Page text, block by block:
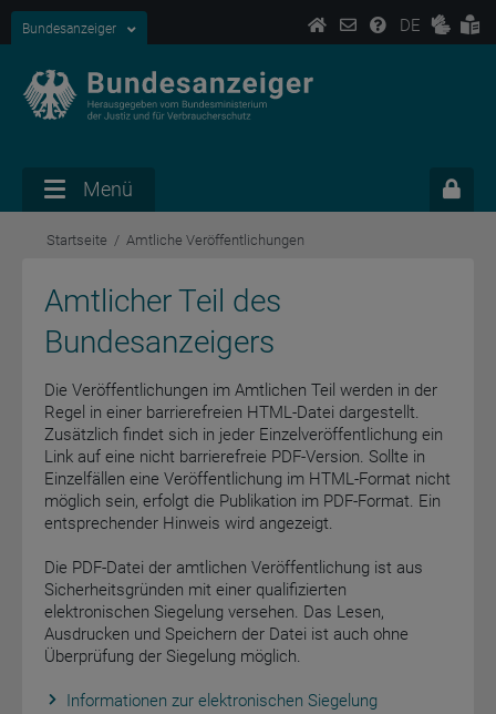
Bundesanzeiger DE
Menü
Startseite Amtliche Veröffentlichungen
Amtlicher Teil des
Bundesanzeigers
Die Veröffentlichungen im Amtlichen Teil werden in der
Regel in einer barrierefreien HTML-Datei dargestellt.
Zusätzlich findet sich in jeder Einzelveröffentlichung ein
Link auf eine nicht barrierefreie PDF-Version. Sollte in
Einzelfällen eine Veröffentlichung im HTML-Format nicht
möglich sein, erfolgt die Publikation im PDF-Format. Ein
entsprechender Hinweis wird angezeigt.
Die PDF-Datei der amtlichen Veröffentlichung ist aus
Sicherheitsgründen mit einer qualifizierten
elektronischen Siegelung versehen. Das Lesen,
Ausdrucken und Speichern der Datei ist auch ohne
Überprüfung der Siegelung möglich.
Informationen zur elektronischen Siegelung